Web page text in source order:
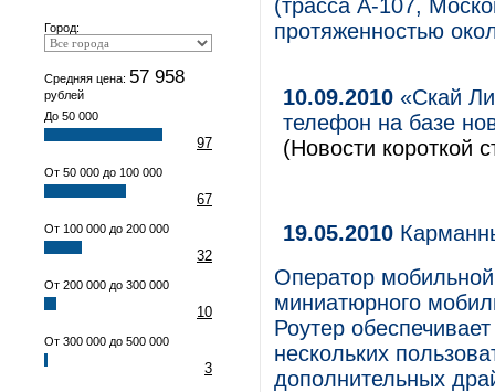
Город:
Средняя цена: 57 958
рублей
До 50 000
97
От 50 000 до 100 000
67
От 100 000 до 200 000
32
От 200 000 до 300 000
10
От 300 000 до 500 000
3
(трасса А-107,
протяженностью
10.09.2010 «Скай
телефон на базе
(Новости короткой
19.05.2010
Оператор
миниатюрного
Роутер
нескольких
дополнительных